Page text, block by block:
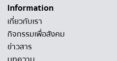
Information
เกี่ยวกับเรา
กิจกรรมเพื่อสังคม
ข่าวสาร